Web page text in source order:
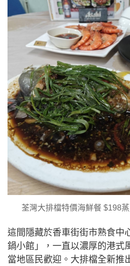
荃灣大排檔特價海鮮餐 $198
這間隱藏於香車街街市熟食中
鍋小館」，一直以濃厚的港式
當地區民歡迎。大排檔全新推